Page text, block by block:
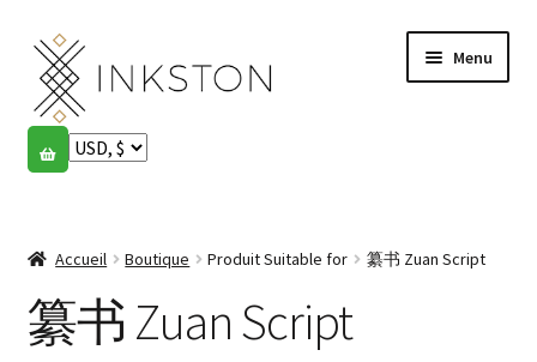
Aller
la
navigation
Aller
au
contenu
Menu
Boutique
menu
English
Español
Accueil Boutique Produit Suitable for 纂书 Zuan Script
纂书 Zuan Script